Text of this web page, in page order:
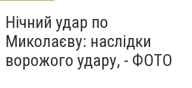
Нічний удар по
Миколаєву: наслідки
ворожого удару, - ФОТО